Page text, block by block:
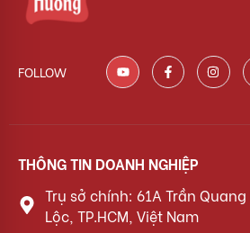
FOLLOW
THÔNG TIN DOANH NGHIỆP
Trụ sở chính: 61A Trần
Lộc, TP.HCM, Việt Nam